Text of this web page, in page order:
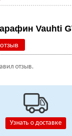
Узнать о доставке
Vauhti
отзыв.